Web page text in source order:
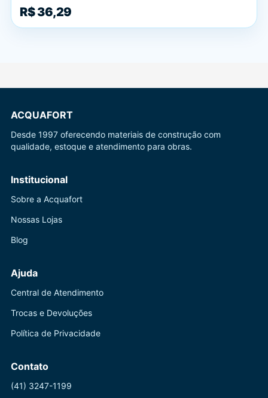
R$ 36,29
ACQUAFORT
Desde 1997 oferecendo materiais de construção com
qualidade, estoque e atendimento para obras.
Institucional
Sobre a Acquafort
Nossas Lojas
Blog
Ajuda
Central de Atendimento
Trocas e Devoluções
Política de Privacidade
Contato
(41) 3247-1199